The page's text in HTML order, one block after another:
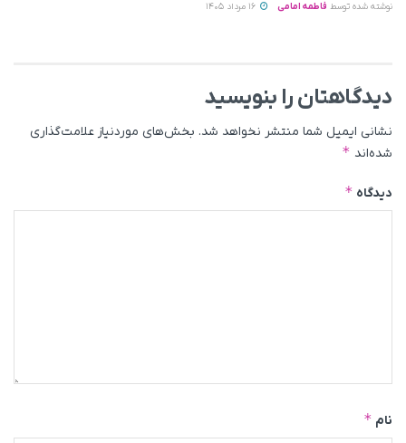
نوشته شده توسط فاطمه امامی
دیدگاهتان را بنویسید
نشانی ایمیل شما منتشر نخواهد شد. بخش‌های موردنیاز علامت‌گذاری
شده‌اند *
دیدگاه *
نام *